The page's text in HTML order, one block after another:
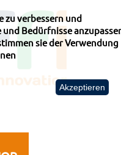
zu verbessern und
Bedürfnisse
sie der Verwendung
Akzeptieren